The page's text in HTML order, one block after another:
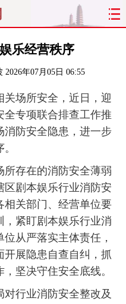
太原
文明 出行
综合 专题
政务 教育
最太原 网罗民生
热评 社区
乐经营秩序
2026年07月05日 06:55
场所安全，近日，迎
专项联合排查工作推
消防安全隐患，进一步
存在的消防安全薄弱
剧本娱乐行业消防安
相关部门、经营单位要
紧盯剧本娱乐行业消
从严落实主体责任，
展隐患自查自纠，抓
坚决守住安全底线。
行业消防安全整改及